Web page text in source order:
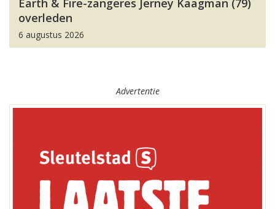
Earth & Fire-zangeres Jerney Kaagman (79)
overleden
6 augustus 2026
Advertentie